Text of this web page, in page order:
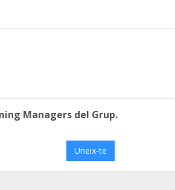
Managers del Grup.
Uneix-te